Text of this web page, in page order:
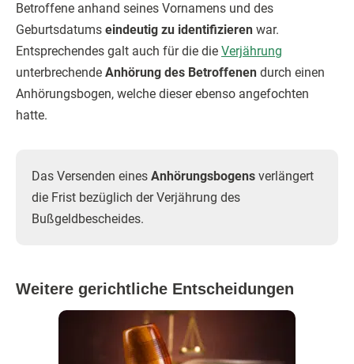
Betroffene anhand seines Vornamens und des
Geburtsdatums eindeutig zu identifizieren war.
Entsprechendes galt auch für die die Verjährung
unterbrechende Anhörung des Betroffenen durch einen
Anhörungsbogen, welche dieser ebenso angefochten
hatte.
Das Versenden eines Anhörungsbogens verlängert
die Frist bezüglich der Verjährung des
Bußgeldbescheides.
Weitere gerichtliche Entscheidungen